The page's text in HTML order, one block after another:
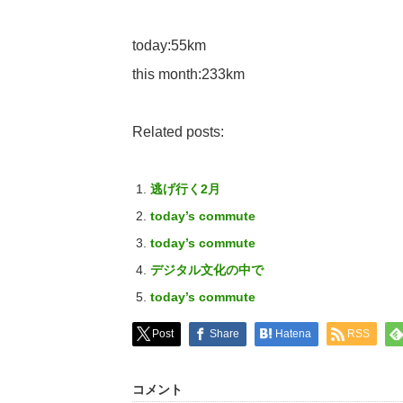
today:55km
this month:233km
Related posts:
逃げ行く2月
today’s commute
today’s commute
デジタル文化の中で
today’s commute
Post Share Hatena RSS
コメント